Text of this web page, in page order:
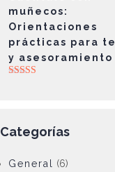
muñecos:
Orientaciones
prácticas para
y asesoramiento
Categorías
General (6)